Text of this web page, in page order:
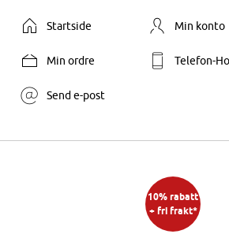
Startside Min konto
Min ordre Telefon-
Send e-post
10% rabatt
+ fri frakt*